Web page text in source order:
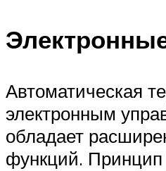
Автоматическая
электронным
обладает
функций. Принцип